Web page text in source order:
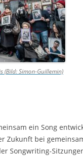
(Bild: Simon-Guillemin)
ein Song
Zukunft bei
Songwriting-